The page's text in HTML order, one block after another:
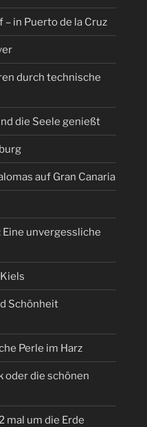
– in Puerto de la Cruz
durch technische
die Seele genießt
auf Gran Canaria
Eine unvergessliche
Schönheit
Perle im Harz
oder die schönen
mal um die Erde